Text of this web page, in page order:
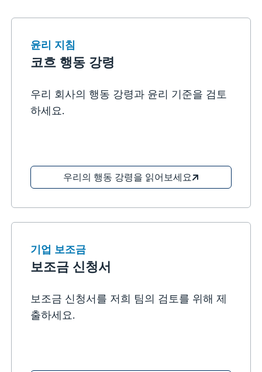
윤리 지침
코흐 행동 강령
우리 회사의 행동 강령과 윤리 기준을 검토
하세요.
우리의 행동 강령을 읽어보세요
기업 보조금
보조금 신청서
보조금 신청서를 저희 팀의 검토를 위해 제
출하세요.